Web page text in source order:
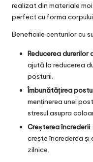
realizat din materiale
perfect cu forma
Beneficiile centurilor cu
Reducerea durerilor
ajută la reducerea
posturii.
Îmbunătățirea
menținerea unei
stresul asupra
Creșterea încrederii
crește încrederea
zilnice.